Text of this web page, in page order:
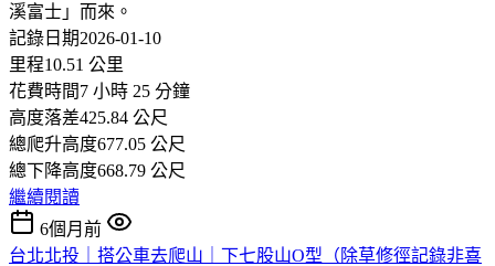
溪富士」而來。
記錄日期2026-01-10
里程10.51 公里
花費時間7 小時 25 分鐘
高度落差425.84 公尺
總爬升高度677.05 公尺
總下降高度668.79 公尺
繼續閱讀
6個月前
台北北投｜搭公車去爬山｜下七股山O型（除草修徑記錄非喜